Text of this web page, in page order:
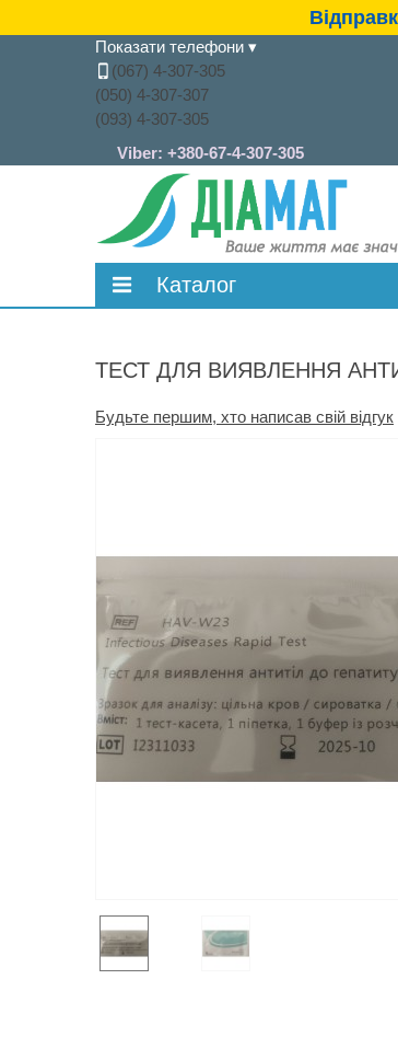
Показати телефони ▾
(067) 4-307-305
(050) 4-307-307
(093) 4-307-305
Viber: +380-67-4-307-305
Каталог
Тест-смужки
Ланцети та автопрокаливателі
Катетери
COVID-19
ТЕСТ ДЛЯ ВИЯВЛЕННЯ
Будьте першим, хто написав свій відгук